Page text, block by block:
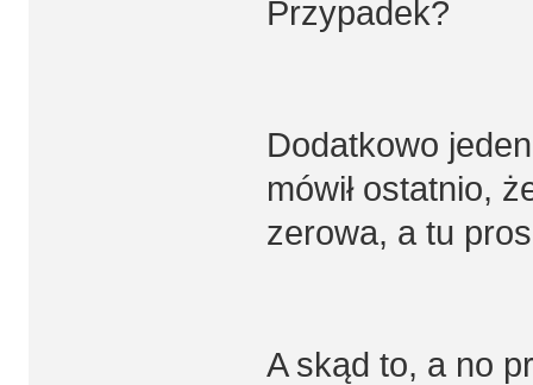
Przypadek?
Dodatkowo
mówił ostatnio,
zerowa, a tu
A skąd to, a no